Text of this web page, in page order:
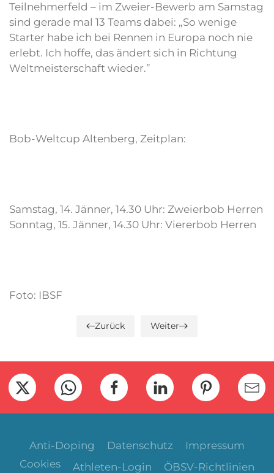
Teilnehmerfeld – im Zweier-Bewerb am Samstag
sind gerade mal 13 Teams dabei: „So wenige
Starter habe ich bei Rennen in Europa noch nie
erlebt. Ich hoffe, das ändert sich in Richtung
Weltmeisterschaft wieder.”
Bob-Weltcup Altenberg, Zeitplan:
Samstag, 14. Jänner, 14.30 Uhr: Zweierbob Herren
Sonntag, 15. Jänner, 14.30 Uhr: Viererbob Herren
Foto: IBSF
Zurück Weiter
Anti-Doping Datenschutz
Impressum
Cookies
Athleten-Login ÖBSV-Richtlinien